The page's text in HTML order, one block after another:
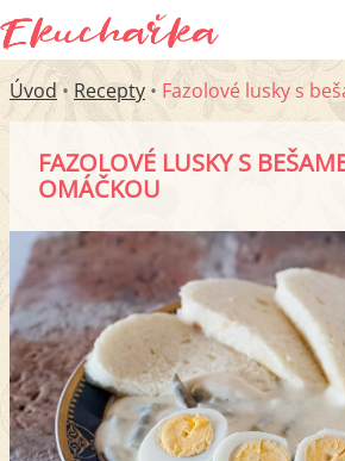
Úvod • Recepty • Fazolové lusky s
FAZOLOVÉ LUSKY S
OMÁČKOU